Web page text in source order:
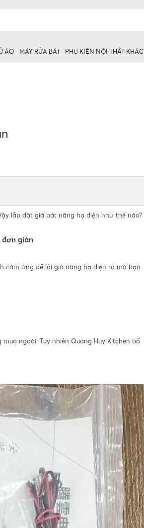
ÁO MÁY RỬA BÁT PHỤ KIỆN NỘI THẤT KHÁC
lắp đặt giá bát nâng hạ điện như thế nào?
giản
cảm ứng để lôi giá nâng hạ điện ra mà bạn
ngoài. Tuy nhiên Quang Huy Kitchen bổ